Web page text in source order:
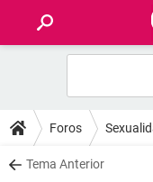
FOROS
SALUD
Foros
Tema Anterior